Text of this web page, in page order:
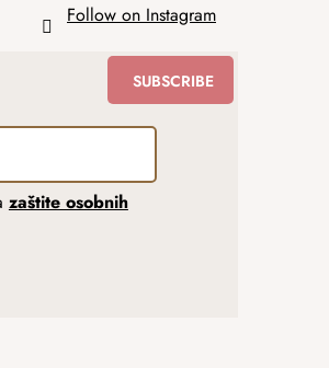
Follow on Instagram
zaštite osobnih
SUBSCRIBE